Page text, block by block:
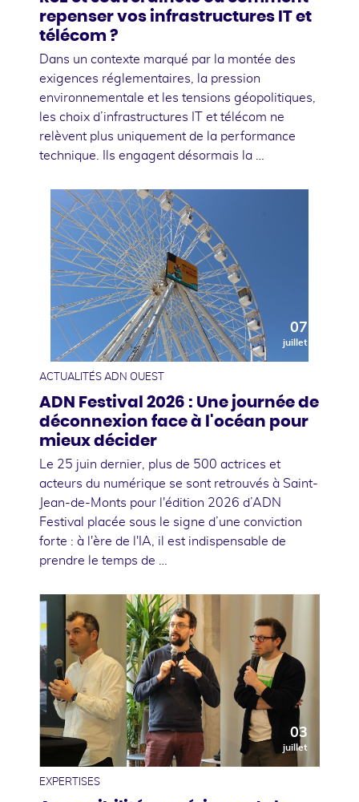
repenser vos infrastructures IT et
télécom ?
Dans un contexte marqué par la montée des
exigences réglementaires, la pression
environnementale et les tensions géopolitiques,
les choix d’infrastructures IT et télécom ne
relèvent plus uniquement de la performance
technique. Ils engagent désormais la …
07
juillet
ACTUALITÉS ADN OUEST
ADN Festival 2026 : Une journée de
déconnexion face à l'océan pour
mieux décider
Le 25 juin dernier, plus de 500 actrices et
acteurs du numérique se sont retrouvés à Saint-
Jean-de-Monts pour l'édition 2026 d’ADN
Festival placée sous le signe d’une conviction
forte : à l'ère de l'IA, il est indispensable de
prendre le temps de …
03
juillet
EXPERTISES